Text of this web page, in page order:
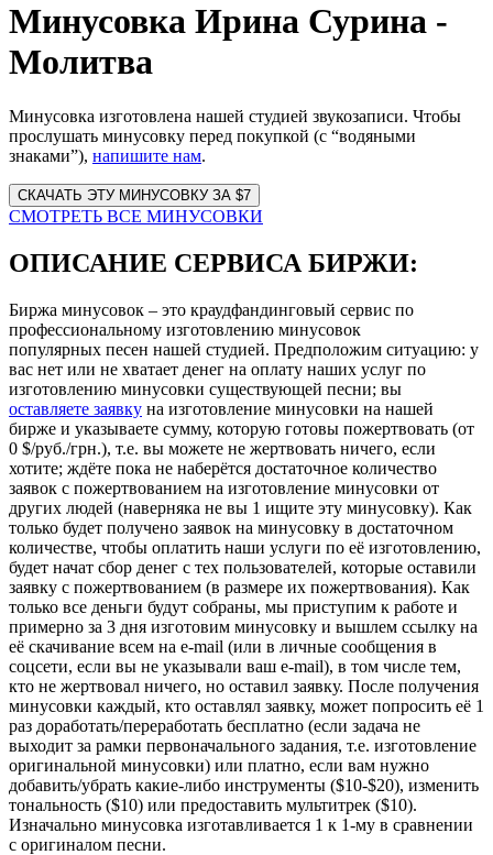
Минусовка Ирина Сурина -
Молитва
Минусовка изготовлена нашей студией звукозаписи. Чтобы
прослушать минусовку перед покупкой (с “водяными
знаками”), напишите нам.
Website
URL
СМОТРЕТЬ ВСЕ МИНУСОВКИ
ОПИСАНИЕ СЕРВИСА БИРЖИ:
Биржа минусовок – это краудфандинговый сервис по
профессиональному изготовлению минусовок
популярных песен нашей студией. Предположим ситуацию: у
вас нет или не хватает денег на оплату наших услуг по
изготовлению минусовки существующей песни; вы
оставляете заявку на изготовление минусовки на нашей
бирже и указываете сумму, которую готовы пожертвовать (от
0 $/руб./грн.), т.е. вы можете не жертвовать ничего, если
хотите; ждёте пока не наберётся достаточное количество
заявок с пожертвованием на изготовление минусовки от
других людей (наверняка не вы 1 ищите эту минусовку). Как
только будет получено заявок на минусовку в достаточном
количестве, чтобы оплатить наши услуги по её изготовлению,
будет начат сбор денег с тех пользователей, которые оставили
заявку с пожертвованием (в размере их пожертвования). Как
только все деньги будут собраны, мы приступим к работе и
примерно за 3 дня изготовим минусовку и вышлем ссылку на
её скачивание всем на e-mail (или в личные сообщения в
соцсети, если вы не указывали ваш e-mail), в том числе тем,
кто не жертвовал ничего, но оставил заявку. После получения
минусовки каждый, кто оставлял заявку, может попросить её 1
раз доработать/переработать бесплатно (если задача не
выходит за рамки первоначального задания, т.е. изготовление
оригинальной минусовки) или платно, если вам нужно
добавить/убрать какие-либо инструменты ($10-$20), изменить
тональность ($10) или предоставить мультитрек ($10).
Изначально минусовка изготавливается 1 к 1-му в сравнении
с оригиналом песни.